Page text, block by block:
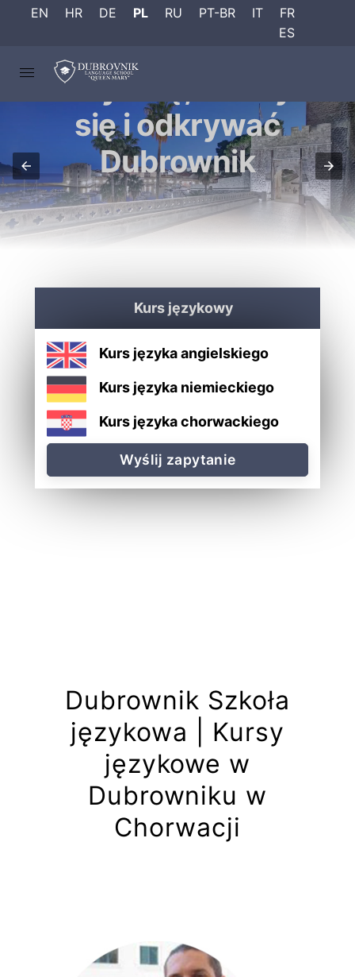
EN HR DE PL RU PT-BR IT
FR
ES
Uczyć się, cieszyć
się i odkrywać
Dubrownik
Kurs językowy
Kurs języka angielskiego
Kurs języka niemieckiego
Kurs języka chorwackiego
Wyślij zapytanie
Dubrownik Szkoła
językowa | Kursy
językowe w
Dubrowniku w
Chorwacji